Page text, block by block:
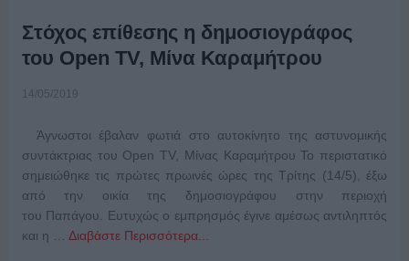
Στόχος επίθεσης η δημοσιογράφος
του Open TV, Μίνα Καραμήτρου
14/05/2019
Άγνωστοι έβαλαν φωτιά στο αυτοκίνητο της αστυνομικής
συντάκτριας του Open TV, Μίνας Καραμήτρου Το περιστατικό
σημειώθηκε τις πρώτες πρωινές ώρες της Τρίτης (14/5), έξω
από την οικία της δημοσιογράφου στην περιοχή
του Παπάγου. Ευτυχώς ο εμπρησμός έγινε αμέσως αντιληπτός
και η … Διαβάστε Περισσότερα...